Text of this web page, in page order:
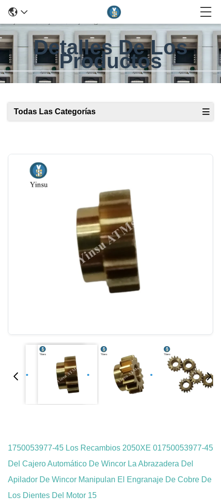
Detalles De Los
Productos
Todas Las Categorías
1750053977-45 Los Recambios 2050XE 01750053977-45
Del Cajero Automático De Wincor La Abrazadera Del
Apilador De Wincor Manipulan El Engranaje De Cobre De
Los Dientes Del Motor 15